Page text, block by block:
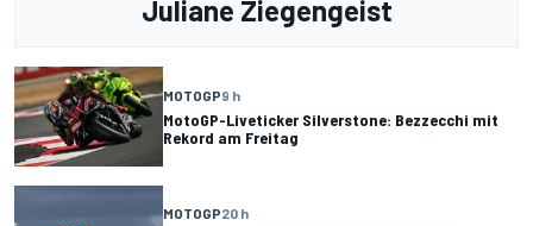
Juliane Ziegengeist
MOTOGP9 h
MotoGP-Liveticker Silverstone: Bezzecchi mit
Rekord am Freitag
MOTOGP20 h